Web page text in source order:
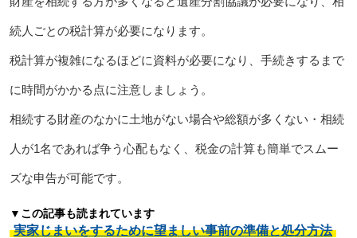
続人ごとの税計算が必要になります。
税計算が複雑になるほどに資料が必要になり、手続きするまで
に時間がかかる点に注意しましょう。
相続する財産のなかに土地がない場合や総額が多くない・相続
人が1名であれば争う心配もなく、税金の計算も簡単でスムー
ズな申告が可能です。
▼この記事も読まれています
実家じまいをするために望ましい事前の準備と処分方法